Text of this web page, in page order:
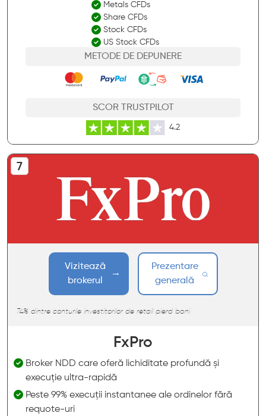
Metals CFDs
Share CFDs
Stock CFDs
US Stock CFDs
METODE DE DEPUNERE
SCOR TRUSTPILOT
4.2
Vizitează
brokerul
Prezentare
generală
74% dintre conturile investitorilor de retail pierd bani
FxPro
Broker NDD care oferă lichiditate profundă și
execuție ultra-rapidă
Peste 99% execuții instantanee ale ordinelor fără
requote-uri